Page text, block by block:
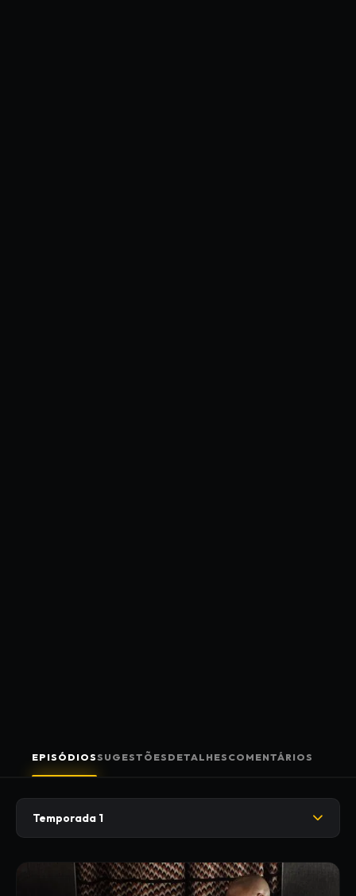
EPISÓDIOSSUGESTÕES DETALHES COMENTÁRIOS
Temporada 1